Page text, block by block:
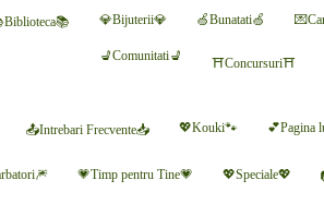
💎Bijuterii💎 🍏Bunatati🍏
💺Comunitati💺 ⛩Concursuri⛩
📤Intrebari Frecvente📥 💖Kouki🐾 💕Pagina
💗Timp pentru Tine💗 💖Speciale💖